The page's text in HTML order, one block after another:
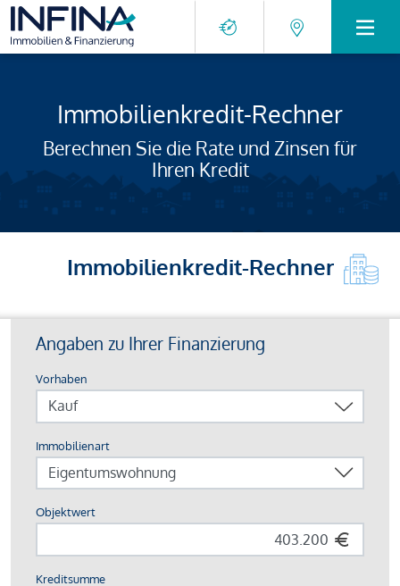
Immobilienkredit-Rechner
Berechnen Sie die Rate und Zinsen für
Ihren Kredit
Immobilienkredit-Rechner